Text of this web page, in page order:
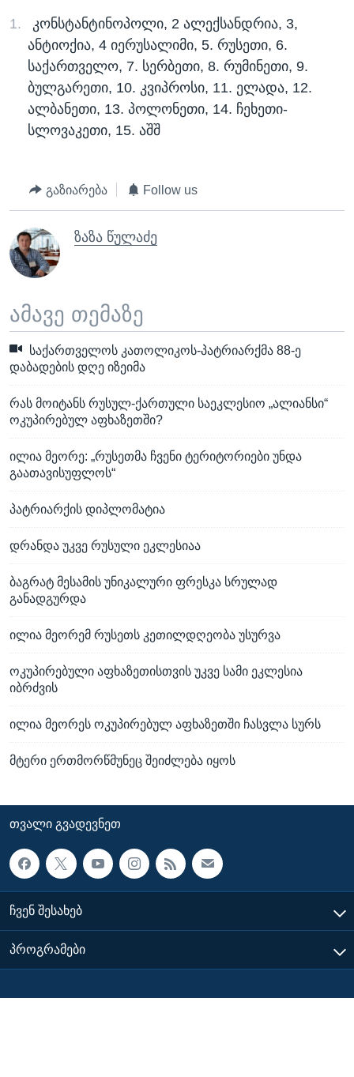
კონსტანტინოპოლი, 2 ალექსანდრია, 3,
ანტიოქია, 4 იერუსალიმი, 5. რუსეთი, 6.
საქართველო, 7. სერბეთი, 8. რუმინეთი, 9.
ბულგარეთი, 10. კვიპროსი, 11. ელადა, 12.
ალბანეთი, 13. პოლონეთი, 14. ჩეხეთი-
სლოვაკეთი, 15. აშშ
გაზიარება Follow us
ზაზა წულაძე
ამავე თემაზე
საქართველოს კათოლიკოს-პატრიარქმა 88-ე
დაბადების დღე იზეიმა
რას მოიტანს რუსულ-ქართული საეკლესიო „ალიანსი“
ოკუპირებულ აფხაზეთში?
ილია მეორე: „რუსეთმა ჩვენი ტერიტორიები უნდა
გაათავისუფლოს“
პატრიარქის დიპლომატია
დრანდა უკვე რუსული ეკლესიაა
ბაგრატ მესამის უნიკალური ფრესკა სრულად
განადგურდა
ილია მეორემ რუსეთს კეთილდღეობა უსურვა
ოკუპირებული აფხაზეთისთვის უკვე სამი ეკლესია
იბრძვის
ილია მეორეს ოკუპირებულ აფხაზეთში ჩასვლა სურს
მტერი ერთმორწმუნეც შეიძლება იყოს
ᲗᲕᲐᲚᲘ ᲒᲕᲐᲓᲔᲕᲜᲔᲗ
ᲩᲕᲔᲜ ᲨᲔᲡᲐᲮᲔᲑ
ᲞᲠᲝᲒᲠᲐᲛᲔᲑᲘ